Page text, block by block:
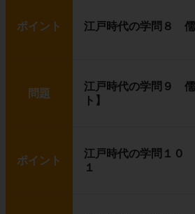
ポイント 江戸時代の学問８ 儒
問題
江戸時代の学問９
ト】
ポイント
江戸時代の学問１０
１